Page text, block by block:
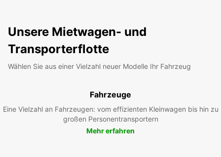
Unsere Mietwagen- und
Transporterflotte
Wählen Sie aus einer Vielzahl neuer Modelle Ihr Fahrzeug
Fahrzeuge
Eine Vielzahl an Fahrzeugen: vom effizienten Kleinwagen bis hin zu
großen Personentransportern
Mehr erfahren